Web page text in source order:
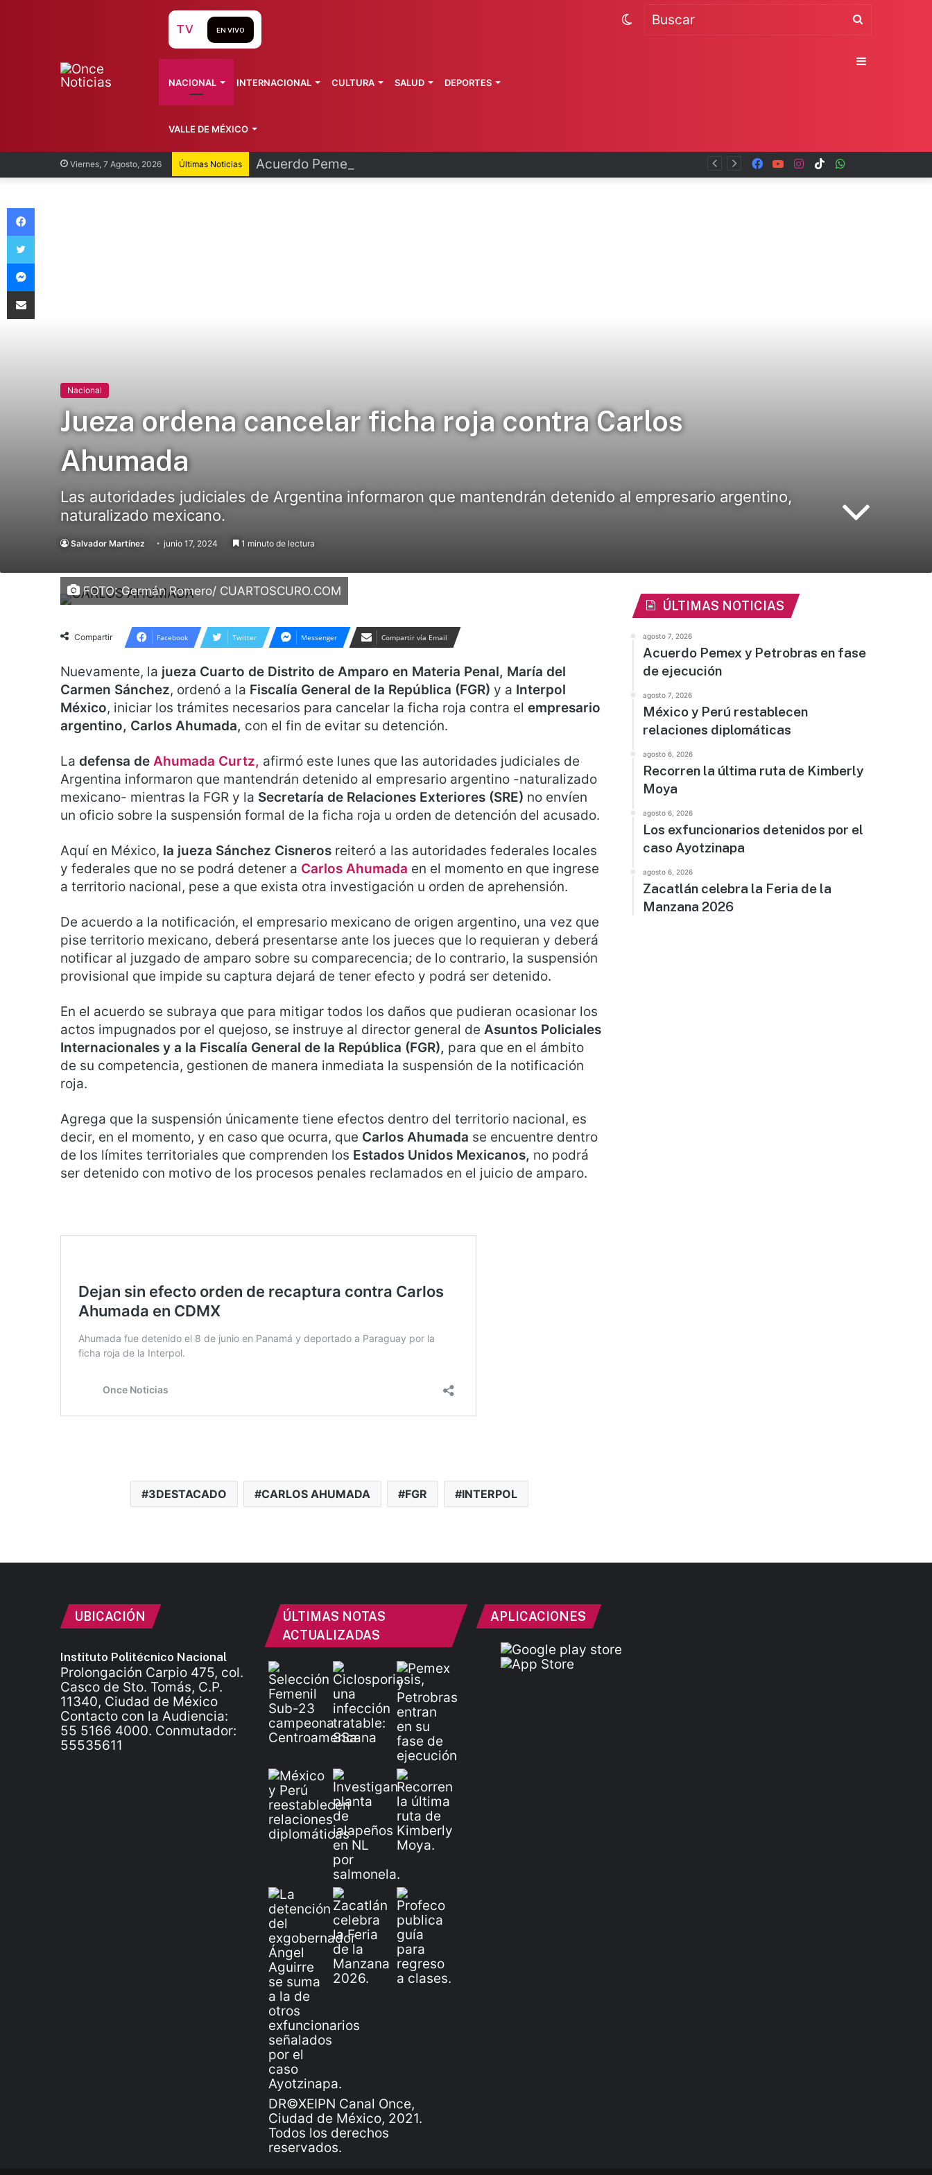
Viernes, 7 Agosto, 2026 Últimas Noticias Acuerdo Pemex y Petrobras en fase de ejecución TikTok
Instagram
YouTube
Facebook
TV EN VIVO
NACIONAL INTERNACIONAL CULTURA SALUD DEPORTES
VALLE DE MÉXICO
Buscar
Switch
Sidebar
Nacional
Jueza ordena cancelar ficha roja contra Carlos
Ahumada
Las autoridades judiciales de Argentina informaron que mantendrán detenido al empresario argentino,
naturalizado mexicano.
Salvador Martínez junio 17, 2024 1 minuto de lectura
FOTO: Germán Romero/ CUARTOSCURO.COM
Compartir Facebook Twitter Messenger Compartir vía Email
Nuevamente, la jueza Cuarto de Distrito de Amparo en Materia Penal, María del
Carmen Sánchez, ordenó a la Fiscalía General de la República (FGR) y a Interpol
México, iniciar los trámites necesarios para cancelar la ficha roja contra el empresario
argentino, Carlos Ahumada, con el fin de evitar su detención.
La defensa de Ahumada Curtz, afirmó este lunes que las autoridades judiciales de
Argentina informaron que mantendrán detenido al empresario argentino -naturalizado
mexicano- mientras la FGR y la Secretaría de Relaciones Exteriores (SRE) no envíen
un oficio sobre la suspensión formal de la ficha roja u orden de detención del acusado.
Aquí en México, la jueza Sánchez Cisneros reiteró a las autoridades federales locales
y federales que no se podrá detener a Carlos Ahumada en el momento en que ingrese
a territorio nacional, pese a que exista otra investigación u orden de aprehensión.
De acuerdo a la notificación, el empresario mexicano de origen argentino, una vez que
pise territorio mexicano, deberá presentarse ante los jueces que lo requieran y deberá
notificar al juzgado de amparo sobre su comparecencia; de lo contrario, la suspensión
provisional que impide su captura dejará de tener efecto y podrá ser detenido.
En el acuerdo se subraya que para mitigar todos los daños que pudieran ocasionar los
actos impugnados por el quejoso, se instruye al director general de Asuntos Policiales
Internacionales y a la Fiscalía General de la República (FGR), para que en el ámbito
de su competencia, gestionen de manera inmediata la suspensión de la notificación
roja.
Agrega que la suspensión únicamente tiene efectos dentro del territorio nacional, es
decir, en el momento, y en caso que ocurra, que Carlos Ahumada se encuentre dentro
de los límites territoriales que comprenden los Estados Unidos Mexicanos, no podrá
ser detenido con motivo de los procesos penales reclamados en el juicio de amparo.
3DESTACADO CARLOS AHUMADA FGR INTERPOL
ÚLTIMAS NOTICIAS
agosto 7, 2026
Acuerdo Pemex y Petrobras en fase
de ejecución
agosto 7, 2026
México y Perú restablecen
relaciones diplomáticas
agosto 6, 2026
Recorren la última ruta de Kimberly
Moya
agosto 6, 2026
Los exfuncionarios detenidos por el
caso Ayotzinapa
agosto 6, 2026
Zacatlán celebra la Feria de la
Manzana 2026
UBICACIÓN
Instituto Politécnico Nacional
Prolongación Carpio 475, col.
Casco de Sto. Tomás, C.P.
11340, Ciudad de México
Contacto con la Audiencia:
55 5166 4000. Conmutador:
55535611
ÚLTIMAS NOTAS
ACTUALIZADAS
DR©XEIPN Canal Once,
Ciudad de México, 2021.
Todos los derechos
reservados.
APLICACIONES
Facebook
Twitter
Messenger
Compartir vía Email